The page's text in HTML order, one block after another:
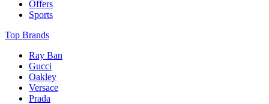
Offers
Sports
Top Brands
Ray Ban
Gucci
Oakley
Versace
Prada